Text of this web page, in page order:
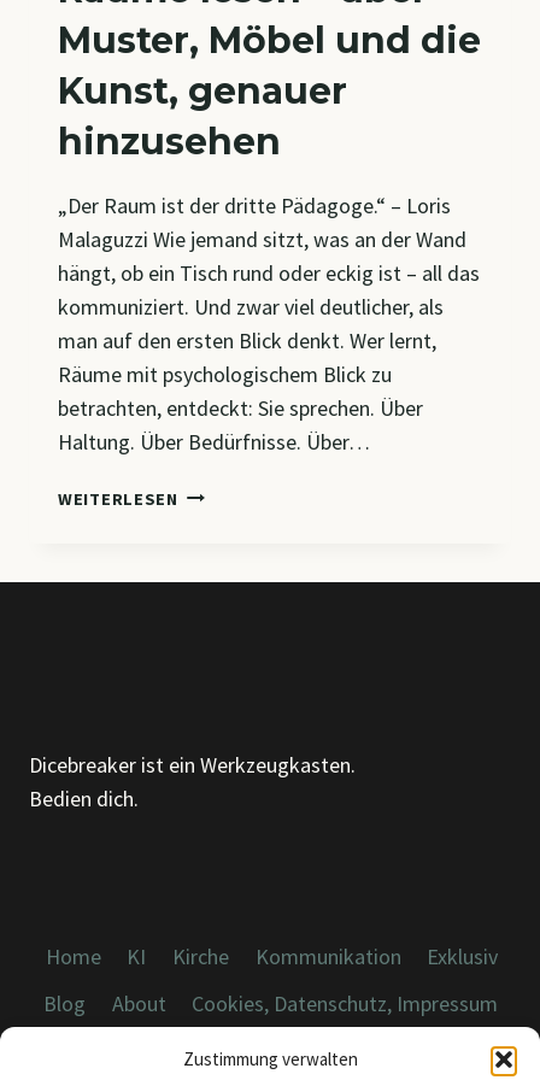
Zustimmung verwalten
Muster, Möbel und die
Kunst, genauer
hinzusehen
„Der Raum ist der dritte Pädagoge.“ – Loris
Malaguzzi Wie jemand sitzt, was an der Wand
hängt, ob ein Tisch rund oder eckig ist – all das
kommuniziert. Und zwar viel deutlicher, als
man auf den ersten Blick denkt. Wer lernt,
Räume mit psychologischem Blick zu
betrachten, entdeckt: Sie sprechen. Über
Haltung. Über Bedürfnisse. Über…
WEITERLESEN RÄUME
HINZUSEHEN
Dicebreaker ist ein Werkzeugkasten.
Bedien dich.
Home KI Kirche Kommunikation
Exklusiv
Blog
About Cookies, Datenschutz, Impressum